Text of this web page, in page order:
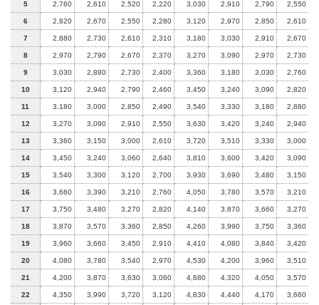
5 2,760 2,610 2,520 2,220 3,030 2,910 2,790 2,550
6 2,820 2,670 2,550 2,280 3,120 2,970 2,850 2,610
7 2,880 2,730 2,610 2,310 3,180 3,030 2,910 2,670
8 2,970 2,790 2,670 2,370 3,270 3,090 2,970 2,730
9 3,030 2,880 2,730 2,400 3,360 3,180 3,030 2,760
10 3,120 2,940 2,790 2,460 3,450 3,240 3,090 2,820
11 3,180 3,000 2,850 2,490 3,540 3,330 3,180 2,880
12 3,270 3,090 2,910 2,550 3,630 3,420 3,240 2,940
13 3,360 3,150 3,000 2,610 3,720 3,510 3,330 3,000
14 3,450 3,240 3,060 2,640 3,810 3,600 3,420 3,090
15 3,540 3,300 3,120 2,700 3,930 3,690 3,480 3,150
16 3,660 3,390 3,210 2,760 4,050 3,780 3,570 3,210
17 3,750 3,480 3,270 2,820 4,140 3,870 3,660 3,270
18 3,870 3,570 3,360 2,850 4,260 3,990 3,750 3,360
19 3,960 3,660 3,450 2,910 4,410 4,080 3,840 3,420
20 4,080 3,780 3,540 2,970 4,530 4,200 3,960 3,510
21 4,200 3,870 3,630 3,060 4,680 4,320 4,050 3,570
22 4,350 3,990 3,720 3,120 4,830 4,440 4,170 3,660